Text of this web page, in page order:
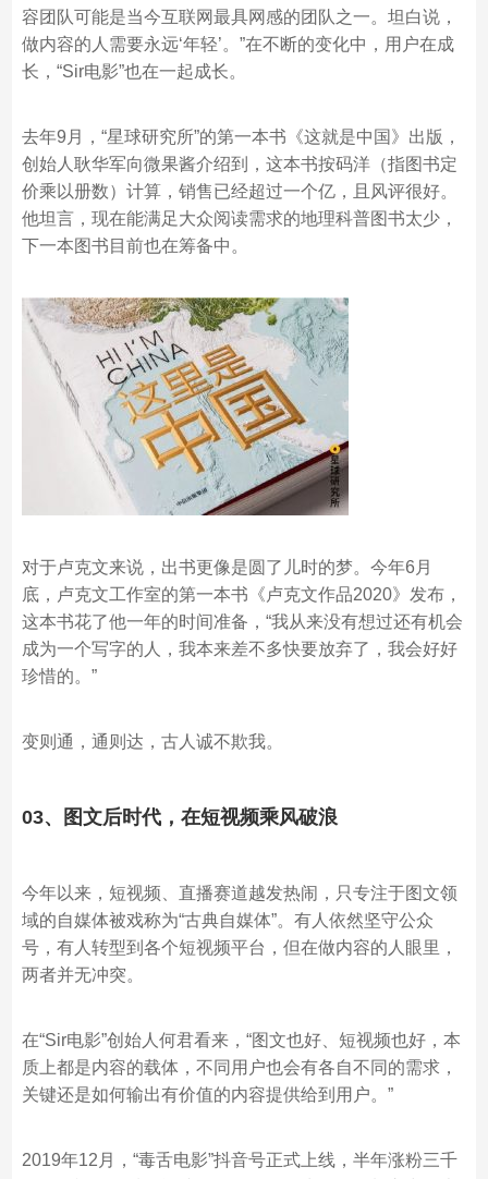
容团队可能是当今互联网最具网感的团队之一。坦白说，
做内容的人需要永远‘年轻’。”在不断的变化中，用户在成
长，“Sir电影”也在一起成长。
去年9月，“星球研究所”的第一本书《这就是中国》出版，
创始人耿华军向微果酱介绍到，这本书按码洋（指图书定
价乘以册数）计算，销售已经超过一个亿，且风评很好。
他坦言，现在能满足大众阅读需求的地理科普图书太少，
下一本图书目前也在筹备中。
对于卢克文来说，出书更像是圆了儿时的梦。今年6月
底，卢克文工作室的第一本书《卢克文作品2020》发布，
这本书花了他一年的时间准备，“我从来没有想过还有机会
成为一个写字的人，我本来差不多快要放弃了，我会好好
珍惜的。”
变则通，通则达，古人诚不欺我。
03、图文后时代，在短视频乘风破浪
今年以来，短视频、直播赛道越发热闹，只专注于图文领
域的自媒体被戏称为“古典自媒体”。有人依然坚守公众
号，有人转型到各个短视频平台，但在做内容的人眼里，
两者并无冲突。
在“Sir电影”创始人何君看来，“图文也好、短视频也好，本
质上都是内容的载体，不同用户也会有各自不同的需求，
关键还是如何输出有价值的内容提供给到用户。”
2019年12月，“毒舌电影”抖音号正式上线，半年涨粉三千